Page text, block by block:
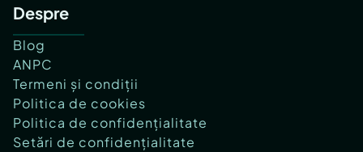
Despre
Blog
ANPC
Termeni și condiții
Politica de cookies
Politica de confidențialitate
Setări de confidențialitate